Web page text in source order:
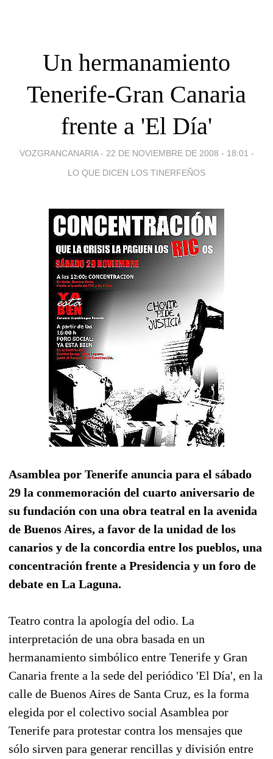
Un hermanamiento
Tenerife-Gran Canaria
frente a 'El Día'
VOZGRANCANARIA - 22 DE NOVIEMBRE DE 2008 - 18:01 -
LO QUE DICEN LOS TINERFEÑOS
Asamblea por Tenerife anuncia para el sábado
29 la conmemoración del cuarto aniversario de
su fundación con una obra teatral en la avenida
de Buenos Aires, a favor de la unidad de los
canarios y de la concordia entre los pueblos, una
concentración frente a Presidencia y un foro de
debate en La Laguna.
Teatro contra la apología del odio. La
interpretación de una obra basada en un
hermanamiento simbólico entre Tenerife y Gran
Canaria frente a la sede del periódico 'El Día', en la
calle de Buenos Aires de Santa Cruz, es la forma
elegida por el colectivo social Asamblea por
Tenerife para protestar contra los mensajes que
sólo sirven para generar rencillas y división entre